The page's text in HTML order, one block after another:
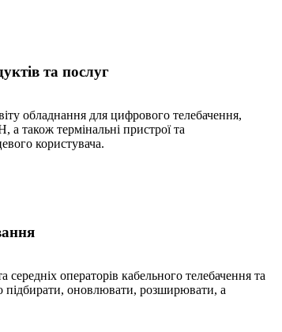
та послуг
обладнання для цифрового телебачення,
а також термінальні пристрої та
користувача.
операторів кабельного телебачення та
підбирати, оновлювати, розширювати, а